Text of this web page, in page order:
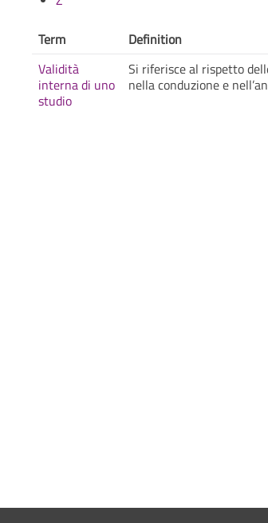
Term
Definition
Validità
interna di uno
studio
Si riferisce al rispetto
nella conduzione e